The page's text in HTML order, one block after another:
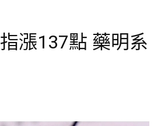
漲137點 藥明系